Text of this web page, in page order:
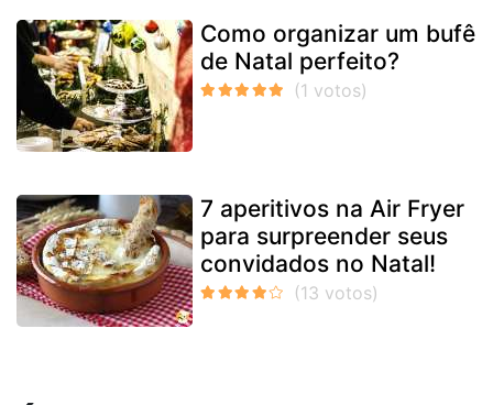
Como organizar um bufê
de Natal perfeito?
7 aperitivos na Air Fryer
para surpreender seus
convidados no Natal!